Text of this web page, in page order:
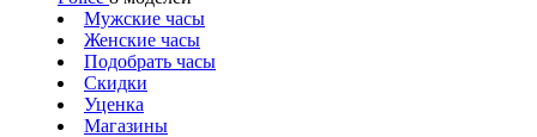
Мужские часы
Женские часы
Подобрать часы
Скидки
Уценка
Магазины